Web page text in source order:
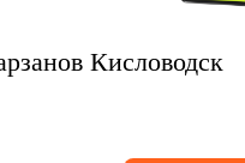
Кисловодск